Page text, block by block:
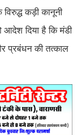
कड़ी कानूनी
आदेश दिया है कि मंडी
प्रबंधन की तत्काल